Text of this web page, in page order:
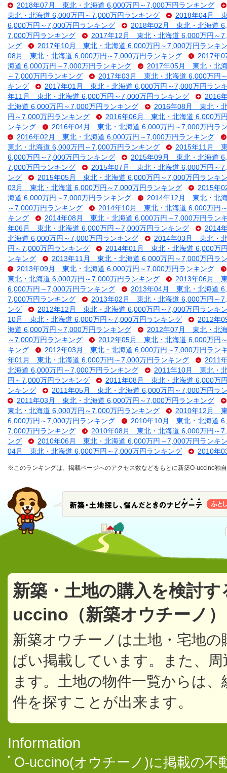
2018年07月 東北・北海道 6,000万円～7,000万円ランキング
東北・北海道 6,000万円～7,000万円ランキング
2018年04月 東
6,000万円～7,000万円ランキング
2018年02月 東北・北海道
7,000万円ランキング
2017年12月 東北・北海道 6,000万円～
ング
2017年10月 東北・北海道 6,000万円～7,000万円ランキ
08月 東北・北海道 6,000万円～7,000万円ランキング
2017年
海道 6,000万円～7,000万円ランキング
2017年05月 東北・北
～7,000万円ランキング
2017年03月 東北・北海道 6,000万円
キング
2017年01月 東北・北海道 6,000万円～7,000万円ラン
年11月 東北・北海道 6,000万円～7,000万円ランキング
2016
北海道 6,000万円～7,000万円ランキング
2016年08月 東北・
円～7,000万円ランキング
2016年06月 東北・北海道 6,000万
ンキング
2016年04月 東北・北海道 6,000万円～7,000万円ラ
2016年02月 東北・北海道 6,000万円～7,000万円ランキング
東北・北海道 6,000万円～7,000万円ランキング
2015年11月 東
6,000万円～7,000万円ランキング
2015年09月 東北・北海道
7,000万円ランキング
2015年07月 東北・北海道 6,000万円～
ング
2015年05月 東北・北海道 6,000万円～7,000万円ランキ
03月 東北・北海道 6,000万円～7,000万円ランキング
2015年
海道 6,000万円～7,000万円ランキング
2014年12月 東北・北
～7,000万円ランキング
2014年10月 東北・北海道 6,000万円
キング
2014年08月 東北・北海道 6,000万円～7,000万円ラン
年06月 東北・北海道 6,000万円～7,000万円ランキング
2014
北海道 6,000万円～7,000万円ランキング
2014年03月 東北・
円～7,000万円ランキング
2014年01月 東北・北海道 6,000万
ンキング
2013年11月 東北・北海道 6,000万円～7,000万円ラ
2013年09月 東北・北海道 6,000万円～7,000万円ランキング
東北・北海道 6,000万円～7,000万円ランキング
2013年06月 東
6,000万円～7,000万円ランキング
2013年04月 東北・北海道
7,000万円ランキング
2013年02月 東北・北海道 6,000万円～
ング
2012年12月 東北・北海道 6,000万円～7,000万円ランキ
10月 東北・北海道 6,000万円～7,000万円ランキング
2012年
海道 6,000万円～7,000万円ランキング
2012年07月 東北・北
～7,000万円ランキング
2012年05月 東北・北海道 6,000万円
キング
2012年03月 東北・北海道 6,000万円～7,000万円ラン
年01月 東北・北海道 6,000万円～7,000万円ランキング
2011
北海道 6,000万円～7,000万円ランキング
2011年10月 東北・
円～7,000万円ランキング
2011年08月 東北・北海道 6,000万
ンキング
2011年05月 東北・北海道 6,000万円～7,000万円ラ
2011年03月 東北・北海道 6,000万円～7,000万円ランキング
東北・北海道 6,000万円～7,000万円ランキング
2010年12月 東
6,000万円～7,000万円ランキング
2010年10月 東北・北海道
7,000万円ランキング
2010年08月 東北・北海道 6,000万円～
ング
2010年06月 東北・北海道 6,000万円～7,000万円ランキ
04月 東北・北海道 6,000万円～7,000万円ランキング
2010年
※このランキングは、掲載ページへのアクセス数などをもとに新築O-uccino独
新築・土地の購入を検討
uccino（新築オウチーノ
新築オウチーノは土地・宅地
ぱい掲載しています。また、
ます。土地の物件一覧からは
件を探すことが出来ます。
Information
O-uccino(オウチーノ)に掲載の不